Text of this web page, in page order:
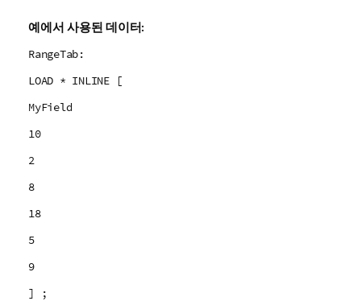
예에서 사용된 데이터:
RangeTab:
LOAD * INLINE [
MyField
10
2
8
18
5
9
] ;